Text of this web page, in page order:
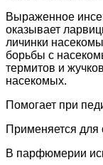
Выраженное
оказывает
личинки
борьбы с
термитов и
насекомых.
Помогает при
Применяется для
В парфюмерии